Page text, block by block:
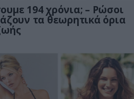
194 χρόνια; – Ρώσοι
τα θεωρητικά όρια